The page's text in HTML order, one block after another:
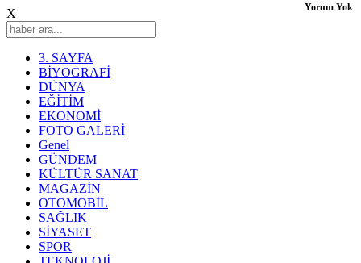
X
3. SAYFA
BİYOGRAFİ
DÜNYA
EĞİTİM
EKONOMİ
FOTO GALERİ
Genel
GÜNDEM
KÜLTÜR SANAT
MAGAZİN
OTOMOBİL
SAĞLIK
SİYASET
SPOR
Yorum Yok